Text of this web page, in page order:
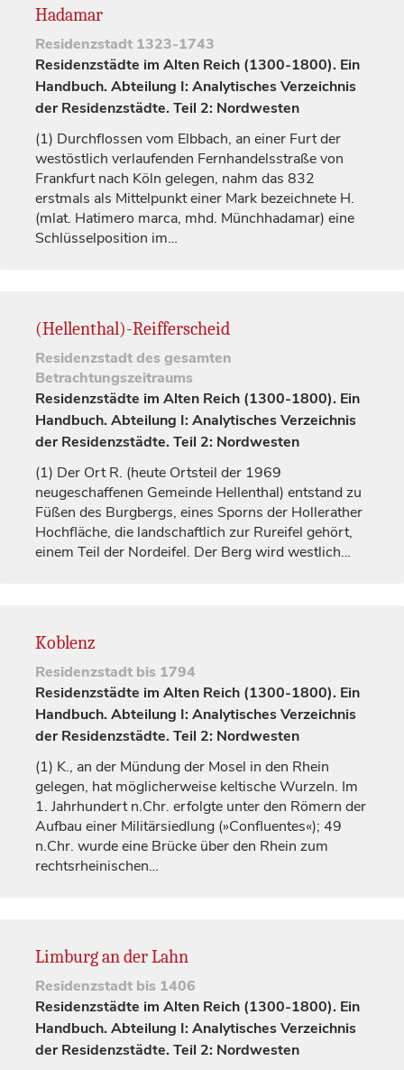
Hadamar
Residenzstadt 1323-1743
Residenzstädte im Alten Reich (1300-1800). Ein
Handbuch. Abteilung I: Analytisches Verzeichnis
der Residenzstädte. Teil 2: Nordwesten
(1) Durchflossen vom Elbbach, an einer Furt der
westöstlich verlaufenden Fernhandelsstraße von
Frankfurt nach Köln gelegen, nahm das 832
erstmals als Mittelpunkt einer Mark bezeichnete H.
(mlat. Hatimero marca, mhd. Münchhadamar) eine
Schlüsselposition im…
(Hellenthal)-Reifferscheid
Residenzstadtdes gesamten
Betrachtungszeitraums
Residenzstädte im Alten Reich (1300-1800). Ein
Handbuch. Abteilung I: Analytisches Verzeichnis
der Residenzstädte. Teil 2: Nordwesten
(1) Der Ort R. (heute Ortsteil der 1969
neugeschaffenen Gemeinde Hellenthal) entstand zu
Füßen des Burgbergs, eines Sporns der Hollerather
Hochfläche, die landschaftlich zur Rureifel gehört,
einem Teil der Nordeifel. Der Berg wird westlich…
Koblenz
Residenzstadt bis 1794
Residenzstädte im Alten Reich (1300-1800). Ein
Handbuch. Abteilung I: Analytisches Verzeichnis
der Residenzstädte. Teil 2: Nordwesten
(1) K., an der Mündung der Mosel in den Rhein
gelegen, hat möglicherweise keltische Wurzeln. Im
1. Jahrhundertn.Chr. erfolgte unter den Römern der
Aufbau einer Militärsiedlung (»Confluentes«); 49
n.Chr. wurde eine Brücke über den Rhein zum
rechtsrheinischen…
Limburg an der Lahn
Residenzstadt bis 1406
Residenzstädte im Alten Reich (1300-1800). Ein
Handbuch. Abteilung I: Analytisches Verzeichnis
der Residenzstädte. Teil 2: Nordwesten